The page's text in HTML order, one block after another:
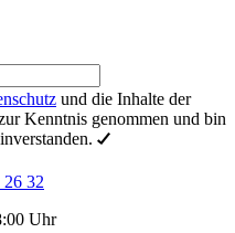
und die Inhalte der
Kenntnis genommen und bin
32
Uhr